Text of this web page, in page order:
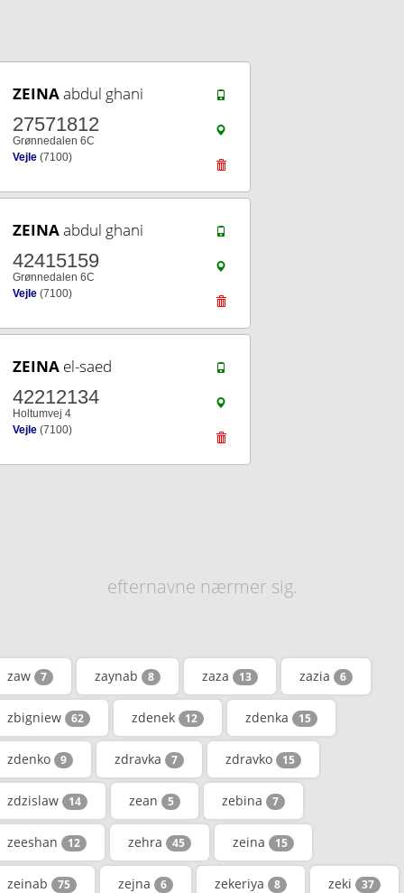
ZEINAabdul ghani
27571812
Grønnedalen 6C
Vejle (7100)
ZEINAabdul ghani
42415159
Grønnedalen 6C
Vejle (7100)
ZEINA el-saed
42212134
Holtumvej 4
Vejle (7100)
efternavne nærmer sig.
zaw 7 zaynab 8 zaza 13 zazia 6
zbigniew 62 zdenek 12 zdenka 15
zdenko 9 zdravka 7 zdravko 15
zdzislaw 14 zean 5 zebina 7
zeeshan 12 zehra 45 zeina 15
zeinab 75 zejna 6 zekeriya 8 zeki 37